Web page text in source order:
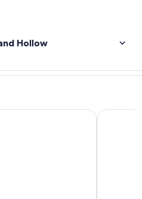
Hollow
cañones de ranuras y
Aventura